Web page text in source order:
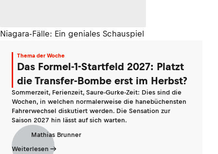
Niagara-Fälle: Ein geniales Schauspiel
Thema der Woche
Das Formel-1-Startfeld 2027: Platzt
die Transfer-Bombe erst im Herbst?
Sommerzeit, Ferienzeit, Saure-Gurke-Zeit: Dies sind die
Wochen, in welchen normalerweise die hanebüchensten
Fahrerwechsel diskutiert werden. Die Sensation zur
Saison 2027 hin lässt auf sich warten.
Mathias Brunner
Weiterlesen